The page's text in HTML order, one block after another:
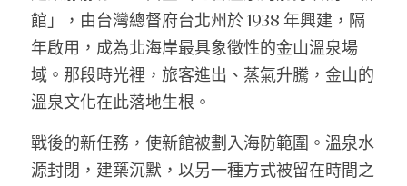
浪聚｜餐飲複合系統
浪居｜青年共居基地
餐飲餐桌
館」，由台灣總督府台北州於 1938 年興建，隔
年啟用，成為北海岸最具象徵性的金山溫泉場
域。那段時光裡，旅客進出、蒸氣升騰，金山的
溫泉文化在此落地生根。
戰後的新任務，使新館被劃入海防範圍。溫泉水
源封閉，建築沉默，以另一種方式被留在時間之